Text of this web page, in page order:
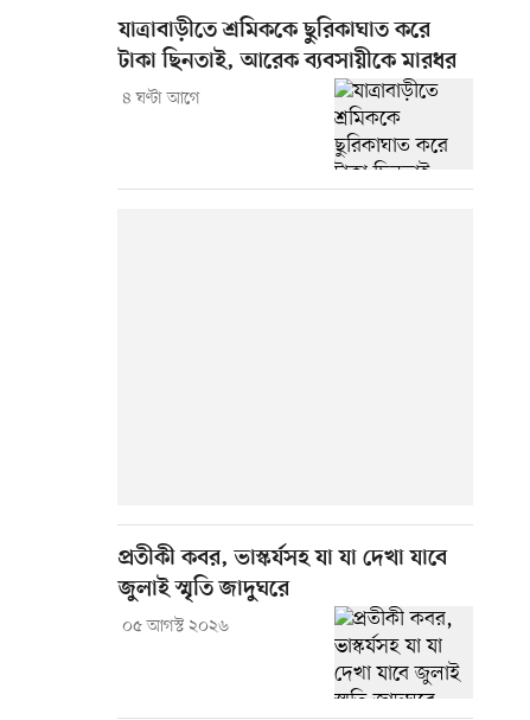
যাত্রাবাড়ীতে শ্রমিককে ছুরিকাঘাত করে
টাকা ছিনতাই, আরেক ব্যবসায়ীকে মারধর
৪ ঘণ্টা আগে
প্রতীকী কবর, ভাস্কর্যসহ যা যা দেখা যাবে
জুলাই স্মৃতি জাদুঘরে
০৫ আগস্ট ২০২৬